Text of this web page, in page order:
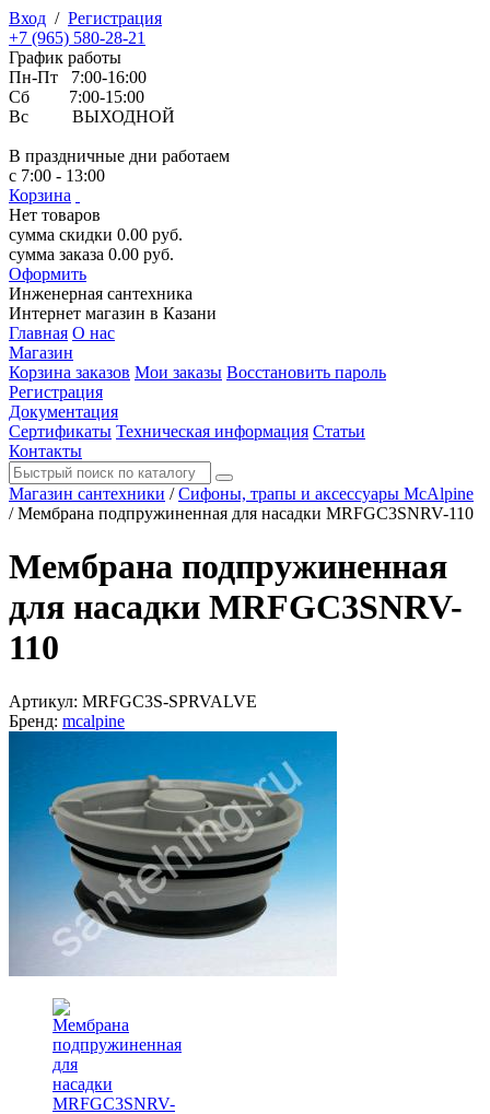
Вход / Регистрация
+7 (965) 580-28-21
График работы
Пн-Пт 7:00-16:00
Сб 7:00-15:00
Вс ВЫХОДНОЙ
В праздничные дни работаем
с 7:00 - 13:00
Корзина
Нет товаров
сумма скидки 0.00 руб.
сумма заказа 0.00 руб.
Оформить
Инженерная сантехника
Интернет магазин в Казани
Главная О нас
Магазин
Корзина заказов Мои заказы Восстановить пароль
Регистрация
Документация
Сертификаты Техническая информация Статьи
Контакты
Магазин сантехники / Сифоны, трапы и аксессуары McAlpine
/ Мембрана подпружиненная для насадки MRFGC3SNRV-110
Мембрана подпружиненная
для насадки MRFGC3SNRV-
110
Артикул: MRFGC3S-SPRVALVE
Бренд: mcalpine